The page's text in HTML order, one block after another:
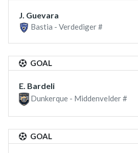
J. Guevara
Bastia - Verdediger #
GOAL
E. Bardeli
Dunkerque - Middenvelder #
GOAL